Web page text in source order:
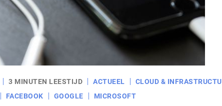
3 MINUTEN LEESTIJD ACTUEEL
CLOUD &
FACEBOOK GOOGLE MICROSOFT